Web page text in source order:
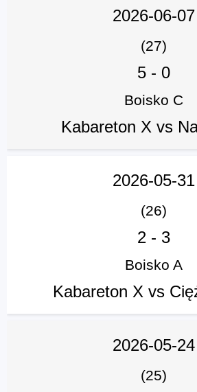
2026-06-07
(27)
5 - 0
Boisko C
Kabareton X vs
2026-05-31
(26)
2 - 3
Boisko A
Kabareton X vs
2026-05-24
(25)